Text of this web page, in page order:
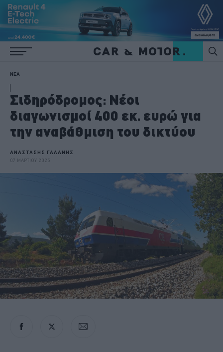
ΝΕΑ
Σιδηρόδρομος: Νέοι
διαγωνισμοί 400 εκ. ευρώ για
την αναβάθμιση του δικτύου
ΑΝΑΣΤΑΣΗΣ ΓΑΛΑΝΗΣ
07 ΜΑΡΤΙΟΥ 2025